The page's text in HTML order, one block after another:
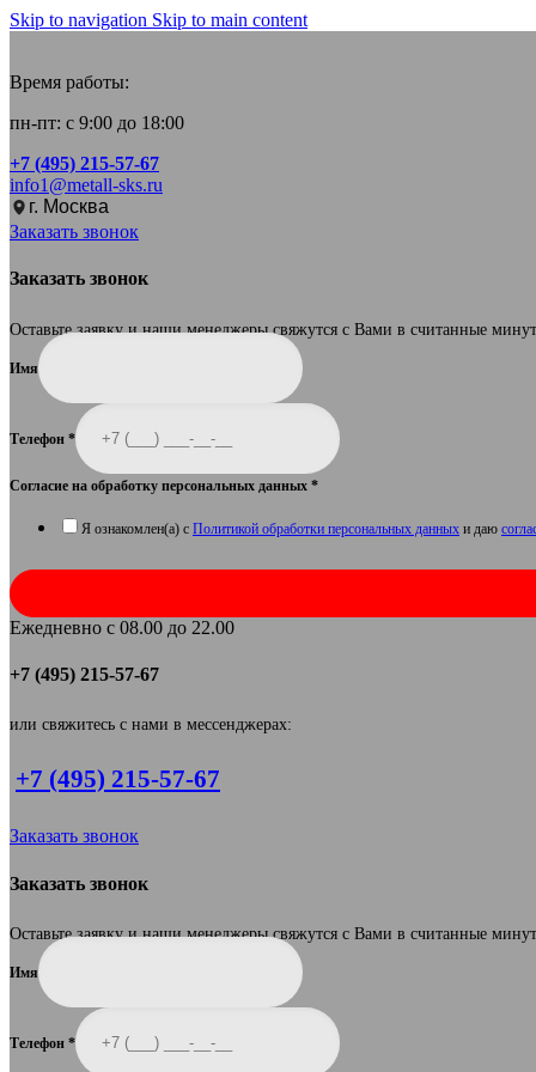
Skip to navigation Skip to main content
Время работы:
пн-пт: с 9:00 до 18:00
+7 (495) 215-57-67
info1@metall-sks.ru
г. Москва
Заказать звонок
Заказать звонок
Оставьте заявку и наши менеджеры свяжутся с Вами в считанные
Имя
Телефон *
Согласие на обработку персональных данных *
Я ознакомлен(а) с Политикой обработки персональных данных и даю
Ежедневно с 08.00 до 22.00
+7 (495) 215-57-67
или свяжитесь с нами в мессенджерах:
+7 (495) 215-57-67
Заказать звонок
Заказать звонок
Оставьте заявку и наши менеджеры свяжутся с Вами в считанные
Имя
Телефон *